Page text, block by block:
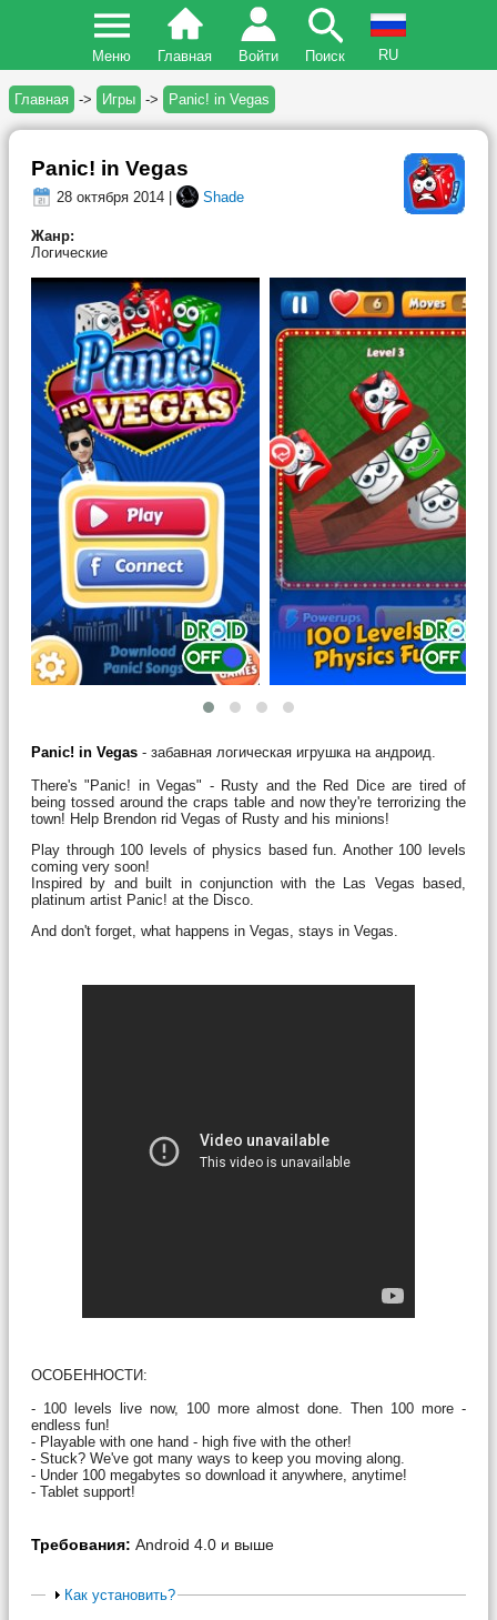
Меню Главная Войти Поиск RU
Главная -> Игры -> Panic! in Vegas
Panic! in Vegas
28 октября 2014 | Shade
Жанр:
Логические
Panic! in Vegas - забавная логическая игрушка на андроид.
There's "Panic! in Vegas" - Rusty and the Red Dice are tired of
being tossed around the craps table and now they're terrorizing the
town! Help Brendon rid Vegas of Rusty and his minions!
Play through 100 levels of physics based fun. Another 100 levels
coming very soon!
Inspired by and built in conjunction with the Las Vegas based,
platinum artist Panic! at the Disco.
And don't forget, what happens in Vegas, stays in Vegas.
ОСОБЕННОСТИ:
- 100 levels live now, 100 more almost done. Then 100 more -
endless fun!
- Playable with one hand - high five with the other!
- Stuck? We've got many ways to keep you moving along.
- Under 100 megabytes so download it anywhere, anytime!
- Tablet support!
Требования: Android 4.0 и выше
Как установить?